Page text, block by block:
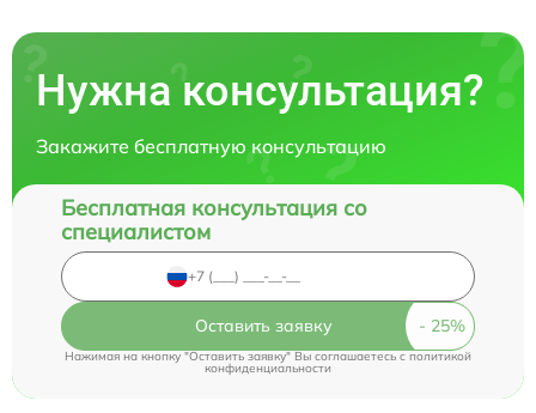
Нужна консультация?
Закажите бесплатную консультацию
Бесплатная консультация со
специалистом
Оставить заявку
Нажимая на кнопку "Оставить заявку" Вы соглашаетесь cполитикой
конфиденциальности